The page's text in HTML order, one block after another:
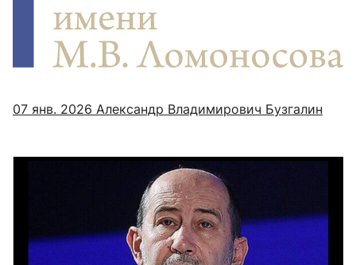
07 янв. 2026 Александр Владимирович Бузгалин